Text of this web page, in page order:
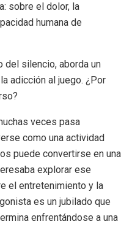
sobre el dolor, la
humana de
del silencio, aborda un
adicción al juego. ¿Por
veces pasa
como una actividad
puede convertirse en una
explorar ese
el entretenimiento y la
es un jubilado que
enfrentándose a una